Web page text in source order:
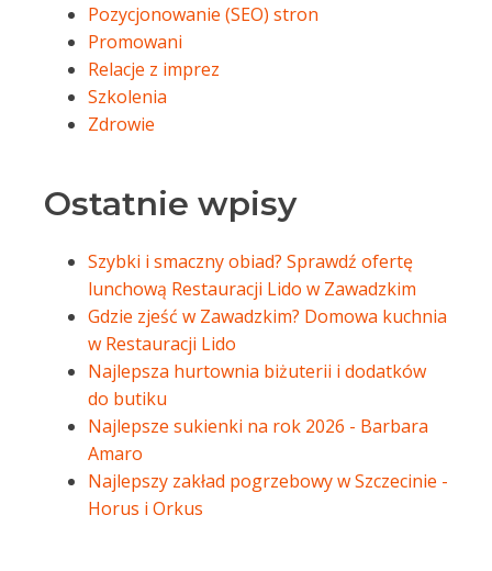
Pozycjonowanie (SEO) stron
Promowani
Relacje z imprez
Szkolenia
Zdrowie
Ostatnie wpisy
Szybki i smaczny obiad? Sprawdź ofertę
lunchową Restauracji Lido w Zawadzkim
Gdzie zjeść w Zawadzkim? Domowa kuchnia
w Restauracji Lido
Najlepsza hurtownia biżuterii i dodatków
do butiku
Najlepsze sukienki na rok 2026 - Barbara
Amaro
Najlepszy zakład pogrzebowy w Szczecinie -
Horus i Orkus